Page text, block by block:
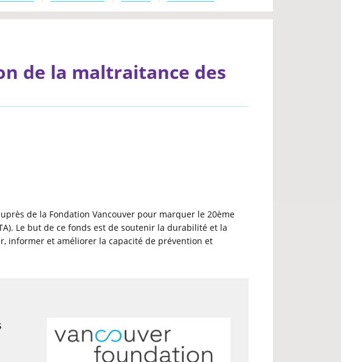
de la maltraitance des
de la Fondation Vancouver pour marquer le 20ème
Le but de ce fonds est de soutenir la durabilité et la
informer et améliorer la capacité de prévention et